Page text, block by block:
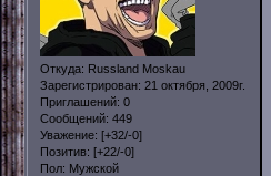
Откуда: Russland Moskau
Зарегистрирован: 21 октября, 2009г.
Приглашений: 0
Сообщений: 449
Уважение: [+32/-0]
Позитив: [+22/-0]
Пол: Мужской